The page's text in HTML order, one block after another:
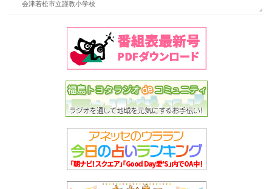
会津若松市立謹教小学校